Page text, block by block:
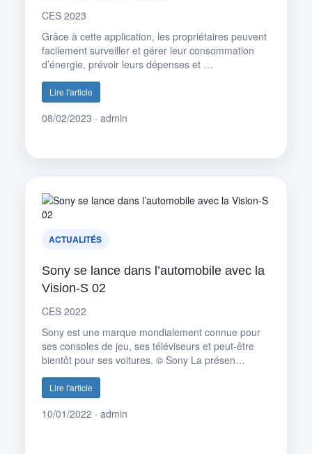
CES 2023
Grâce à cette application, les propriétaires peuvent
facilement surveiller et gérer leur consommation
d’énergie, prévoir leurs dépenses et …
Lire l'article
08/02/2023 · admin
ACTUALITÉS
Sony se lance dans l’automobile avec la
Vision-S 02
CES 2022
Sony est une marque mondialement connue pour
ses consoles de jeu, ses téléviseurs et peut-être
bientôt pour ses voitures. © Sony La présen…
Lire l'article
10/01/2022 · admin